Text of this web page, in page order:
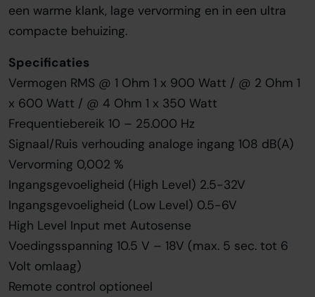
een warme klank, lage vervorming en in een ultra
compacte behuizing.
Specificaties
Vermogen RMS @ 1 Ohm 1 x 900 Watt / @ 2 Ohm 1
x 600 Watt / @ 4 Ohm 1 x 350 Watt
Frequentiebereik 10 – 25.000 Hz
Signaal/Ruis verhouding analoge ingang 108 dB(A)
Vervorming 0,002 %
Ingangsgevoeligheid (High Level) 2.5-32V
Ingangsgevoeligheid (Low Level) 0.5-6V
High Level Input met Autosense
Voedingsspanning 10.5 V – 18V (max. 5 sec. tot 6
Volt omlaag)
Remote control optioneel